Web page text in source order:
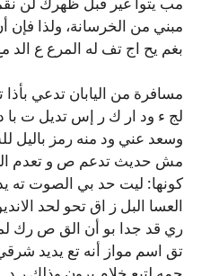
مبني من الخرسانة، ولذا فإن
بغم يح اج تف له المرع ع الد
مسافرة من اليابان تدعي
لج ء ود ار ك ر إس تديل ت
وسعد عني ود منه رمز
مش حديث تدعم ص و تعدم
كونها: ليت حد بي الصوت ته
العسا البل ز اق تحو لحد
ري قد جدا بو أن الق ص رك
تق اسم مواز أنه تع يديد